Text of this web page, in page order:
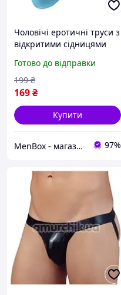
Чоловічі еротичні труси з
відкритими сідницями
кольору
Готово до відправки
169₴
199 ₴
Купити
MenBox - магазин чоловічого одягу, білизни та аксесуарів 97%